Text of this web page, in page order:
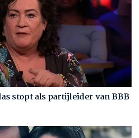
stopt als partijleider van BBB